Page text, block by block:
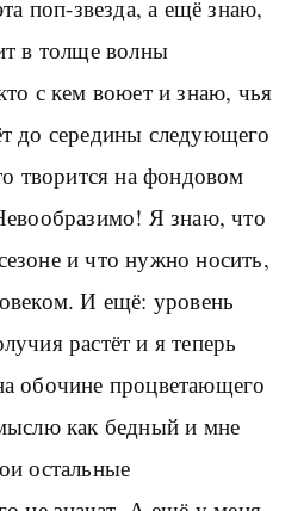
поп-звезда, а ещё знаю,
в толще волны
с кем воюет и знаю, чья
до середины следующего
творится на фондовом
Я знаю, что
и что нужно носить,
И ещё: уровень
растёт и я теперь
обочине процветающего
как бедный и мне
остальные